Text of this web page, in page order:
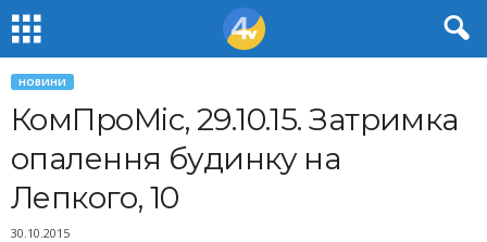
НОВИНИ
КомПроМіс, 29.10.15. Затримка
опалення будинку на
Лепкого, 10
30.10.2015